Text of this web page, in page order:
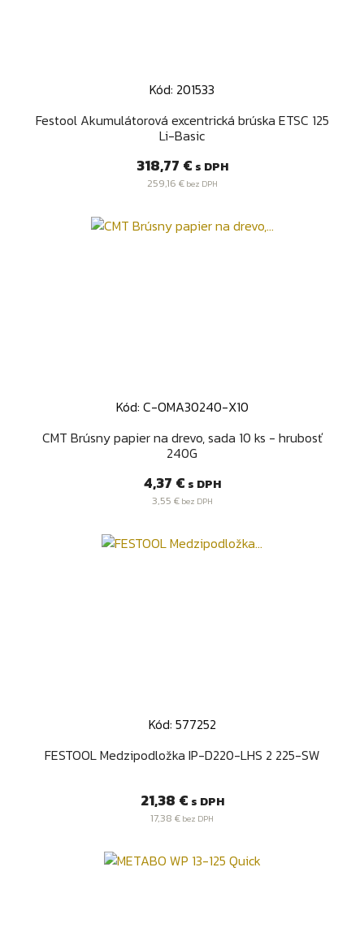
Kód: 201533
Festool Akumulátorová excentrická brúska ETSC 125
Li-Basic
Cena
318,77 € s DPH
259,16 €bez DPH
Kód: C-OMA30240-X10
CMT Brúsny papier na drevo, sada 10 ks - hrubosť
240G
Cena
4,37 € s DPH
3,55 €bez DPH
Kód: 577252
FESTOOL Medzipodložka IP-D220-LHS 2 225-SW
Cena
21,38 € s DPH
17,38 € bez DPH